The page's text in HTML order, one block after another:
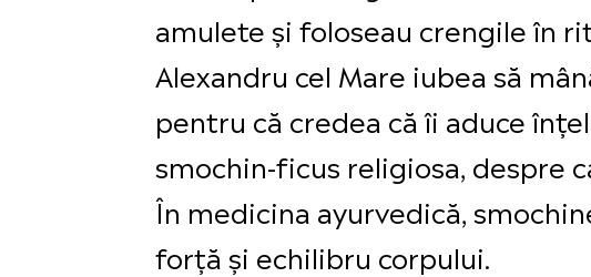
amulete și foloseau crengile în
Alexandru cel Mare iubea să
pentru că credea că îi aduce
smochin-ficus religiosa, despre
În medicina ayurvedică,
forță și echilibru corpului.